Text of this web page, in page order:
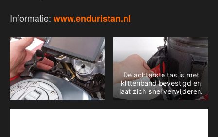
Informatie: www.enduristan.nl
De achterste tas is met
klittenband bevestigd en
laat zich snel verwijderen.